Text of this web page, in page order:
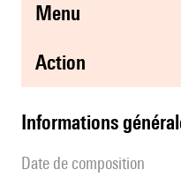
menu
action
informations
date de composition